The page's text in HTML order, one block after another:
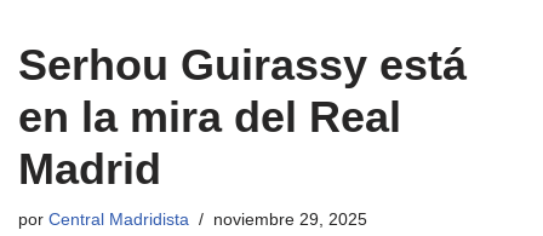
Serhou Guirassy está
en la mira del Real
Madrid
por Central Madridista noviembre 29, 2025